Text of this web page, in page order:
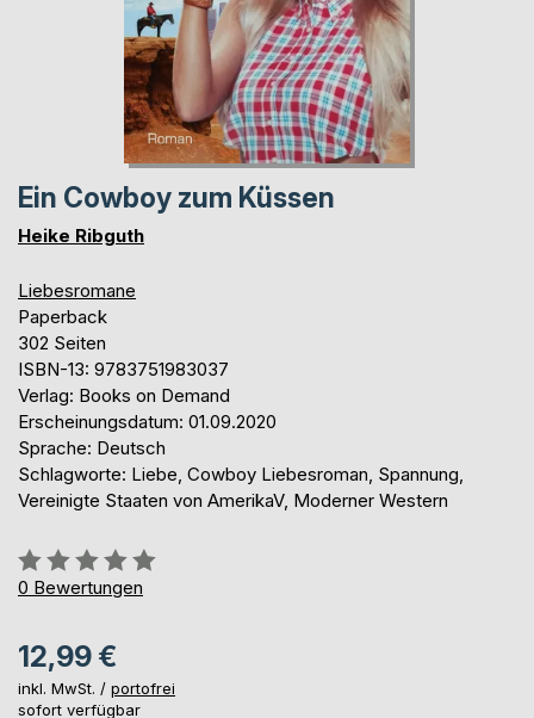
Ein Cowboy zum Küssen
Heike Ribguth
Liebesromane
Paperback
302 Seiten
ISBN-13: 9783751983037
Verlag: Books on Demand
Erscheinungsdatum: 01.09.2020
Sprache: Deutsch
Schlagworte: Liebe, Cowboy Liebesroman, Spannung,
Vereinigte Staaten von AmerikaV, Moderner Western
Bewertung::
0%
0 Bewertungen
12,99 €
inkl. MwSt. / portofrei
sofort verfügbar